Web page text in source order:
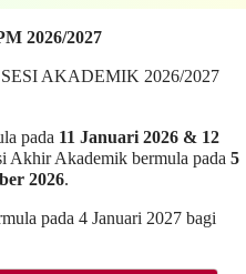
2026/2027
AKADEMIK 2026/2027
pada 11 Januari 2026 & 12
Akhir Akademik bermula pada 5
2026.
pada 4 Januari 2027 bagi